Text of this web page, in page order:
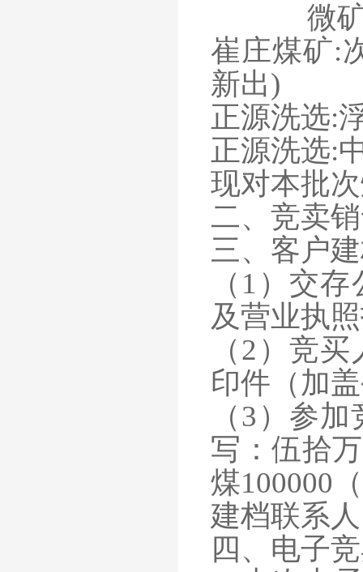
微
崔庄煤矿:
新出)
正源洗选:
正源洗选:
现对本批
二、竞卖
三、客户
（ 1）交存
及营业执
（2）竞买
印件（加
（3）参加
写：伍拾
煤100000
建档联系
四、电子